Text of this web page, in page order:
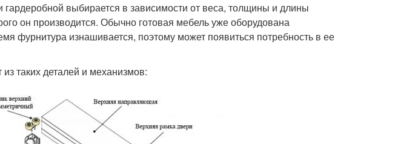
выбирается в зависимости от веса, толщины и длины
он производится. Обычно готовая мебель уже оборудована
фурнитура изнашивается, поэтому может появиться потребность в ее
таких деталей и механизмов: